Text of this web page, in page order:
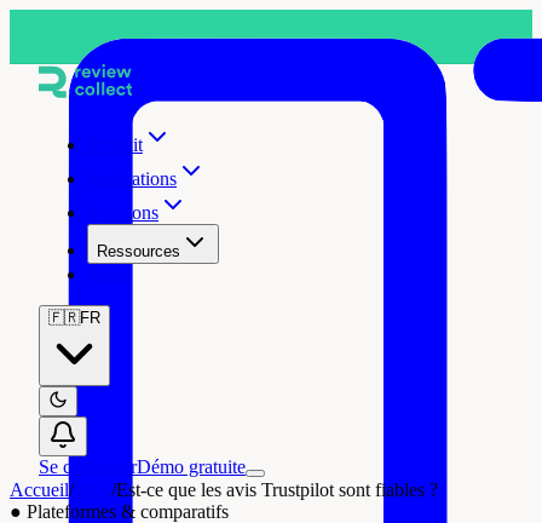
Produit
Intégrations
Solutions
Ressources
🇫🇷FR
Se connecterDémo gratuite
Accueil/Blog /Est-ce que les avis Trustpilot sont fiables ?
● Plateformes & comparatifs